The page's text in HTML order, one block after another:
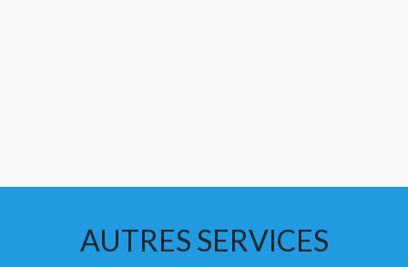
AUTRES SERVICES